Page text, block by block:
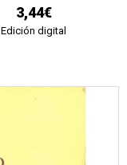
3,44€
Edición digital